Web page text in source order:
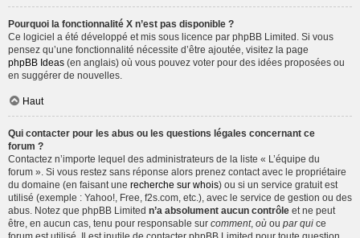
Pourquoi la fonctionnalité X n’est pas disponible ?
Ce logiciel a été développé et mis sous licence par phpBB Limited. Si vous
pensez qu’une fonctionnalité nécessite d’être ajoutée, visitez la page
phpBB Ideas (en anglais) où vous pouvez voter pour des idées proposées ou
en suggérer de nouvelles.
Haut
Qui contacter pour les abus ou les questions légales concernant ce
forum ?
Contactez n’importe lequel des administrateurs de la liste « L’équipe du
forum ». Si vous restez sans réponse alors prenez contact avec le propriétaire
du domaine (en faisant une recherche sur whois) ou si un service gratuit est
utilisé (exemple : Yahoo!, Free, f2s.com, etc.), avec le service de gestion ou des
abus. Notez que phpBB Limited n’a absolument aucun contrôle et ne peut
être, en aucun cas, tenu pour responsable sur comment, où ou par qui ce